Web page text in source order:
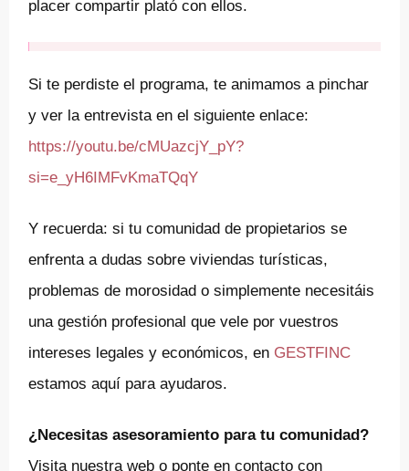
placer compartir plató con ellos.
Si te perdiste el programa, te animamos a pinchar
y ver la entrevista en el siguiente enlace:
https://youtu.be/cMUazcjY_pY?
si=e_yH6IMFvKmaTQqY
Y recuerda: si tu comunidad de propietarios se
enfrenta a dudas sobre viviendas turísticas,
problemas de morosidad o simplemente necesitáis
una gestión profesional que vele por vuestros
intereses legales y económicos, en GESTFINC
estamos aquí para ayudaros.
¿Necesitas asesoramiento para tu comunidad?
Visita nuestra web o ponte en contacto con